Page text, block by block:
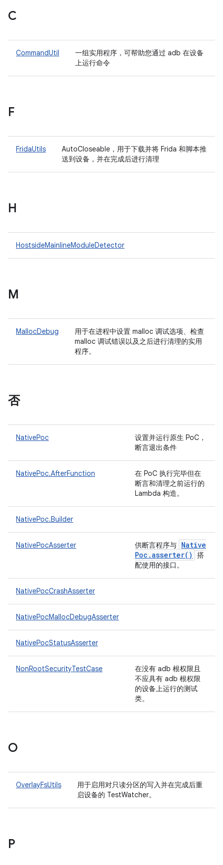
C
CommandUtil
一组实用程序，可帮助您通过 adb 在设备
上运行命令
F
FridaUtils
AutoCloseable，用于下载并将 Frida 和脚本推
送到设备，并在完成后进行清理
H
HostsideMainlineModuleDetector
M
MallocDebug
用于在进程中设置 malloc 调试选项、检查
malloc 调试错误以及之后进行清理的实用
程序。
否
NativePoc
设置并运行原生 PoC，
断言退出条件
NativePoc.AfterFunction
在 PoC 执行完毕但在
断言和清理之前运行的
Lambda 构造。
NativePoc.Builder
NativePocAsserter 供断言程序与 Native
Poc .asserter( )
搭
配使用的接口。
NativePocCrashAsserter
NativePocMallocDebugAsserter
NativePocStatusAsserter
NonRootSecurityTestCase
在没有 adb 根权限且
不应具有 adb 根权限
的设备上运行的测试
类。
O
OverlayFsUtils
用于启用对只读分区的写入并在完成后重
启设备的 TestWatcher。
P